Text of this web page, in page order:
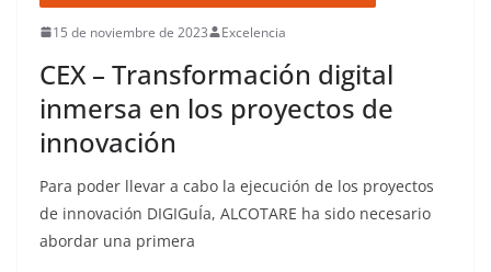
15 de noviembre de 2023 Excelencia
CEX – Transformación digital
inmersa en los proyectos de
innovación
Para poder llevar a cabo la ejecución de los proyectos
de innovación DIGIGuÍa, ALCOTARE ha sido necesario
abordar una primera